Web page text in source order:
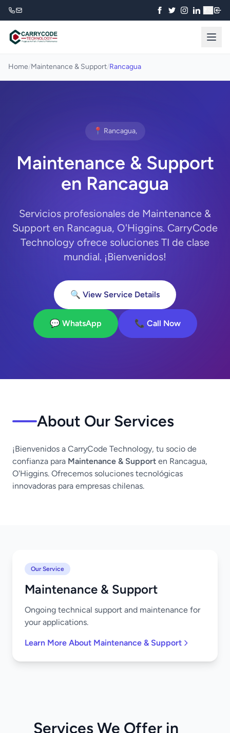
Home/Maintenance & Support/Rancagua
📍 Rancagua,
Maintenance & Support
en Rancagua
Servicios profesionales de Maintenance &
Support en Rancagua, O'Higgins. CarryCode
Technology ofrece soluciones TI de clase
mundial. ¡Bienvenidos!
🔍 View Service Details
💬 WhatsApp 📞 Call Now
About Our Services
¡Bienvenidos a CarryCode Technology, tu socio de
confianza para Maintenance & Support en Rancagua,
O'Higgins. Ofrecemos soluciones tecnológicas
innovadoras para empresas chilenas.
Our Service
Maintenance & Support
Ongoing technical support and maintenance for
your applications.
Learn More About Maintenance & Support
Services We Offer in